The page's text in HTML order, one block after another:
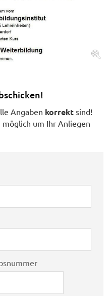
Angaben korrekt sind!
um Ihr Anliegen